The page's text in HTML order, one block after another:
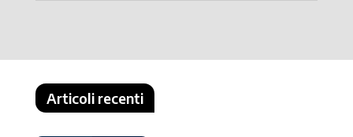
Articoli recenti